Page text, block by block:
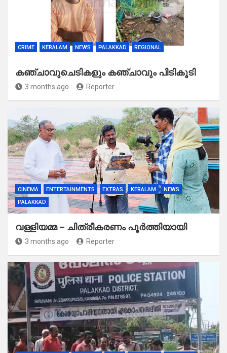
CRIME KERALAM NEWS PALAKKAD REGIONAL
കഞ്ചാവുചെടികളും കഞ്ചാവും പിടികൂടി
3 months ago Reporter
CINEMA ENTERTAINMENTS EXTRAS KERALAM
NEWS
PALAKKAD
വള്ളിയമ്മ – ചിത്രീകരണം പൂർത്തിയായി
3 months ago Reporter